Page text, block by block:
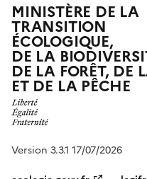
MINISTÈRE DE LA
TRANSITION
ÉCOLOGIQUE,
DE LA
DE LA FORÊT, DE
ET DE LA PÊCHE
Version 3.3.1 17/07/2026